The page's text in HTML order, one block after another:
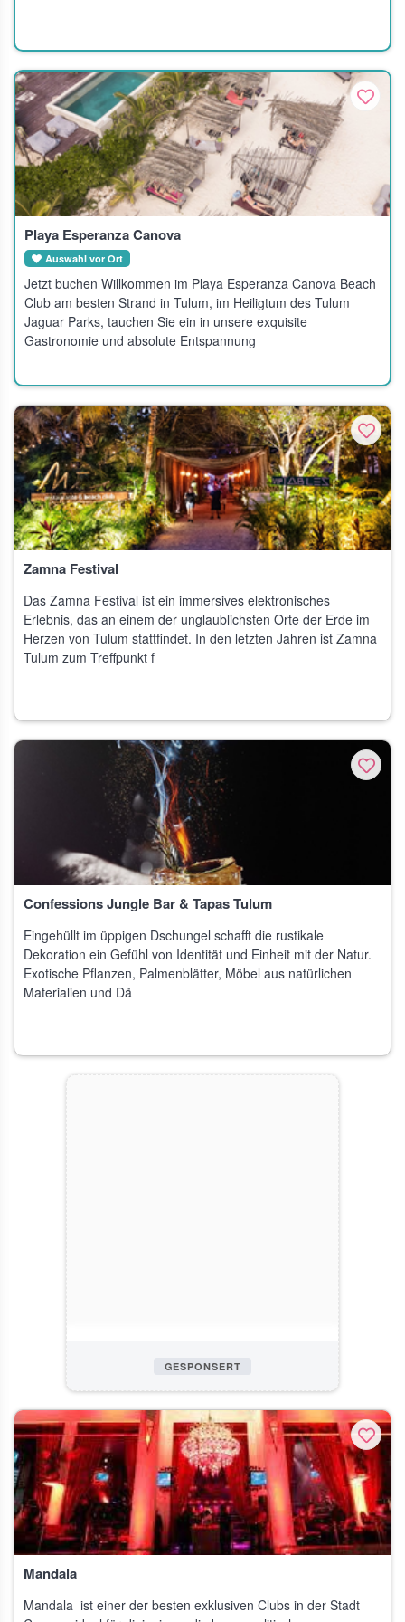
Playa Esperanza Canova
Auswahl vor Ort
Jetzt buchen Willkommen im Playa Esperanza Canova Beach
Club am besten Strand in Tulum, im Heiligtum des Tulum
Jaguar Parks, tauchen Sie ein in unsere exquisite
Gastronomie und absolute Entspannung
Zamna Festival
Das Zamna Festival ist ein immersives elektronisches
Erlebnis, das an einem der unglaublichsten Orte der Erde im
Herzen von Tulum stattfindet. In den letzten Jahren ist Zamna
Tulum zum Treffpunkt f
Confessions Jungle Bar & Tapas Tulum
Eingehüllt im üppigen Dschungel schafft die rustikale
Dekoration ein Gefühl von Identität und Einheit mit der Natur.
Exotische Pflanzen, Palmenblätter, Möbel aus natürlichen
Materialien und Dä
GESPONSERT
Mandala
Mandala ist einer der besten exklusiven Clubs in der Stadt